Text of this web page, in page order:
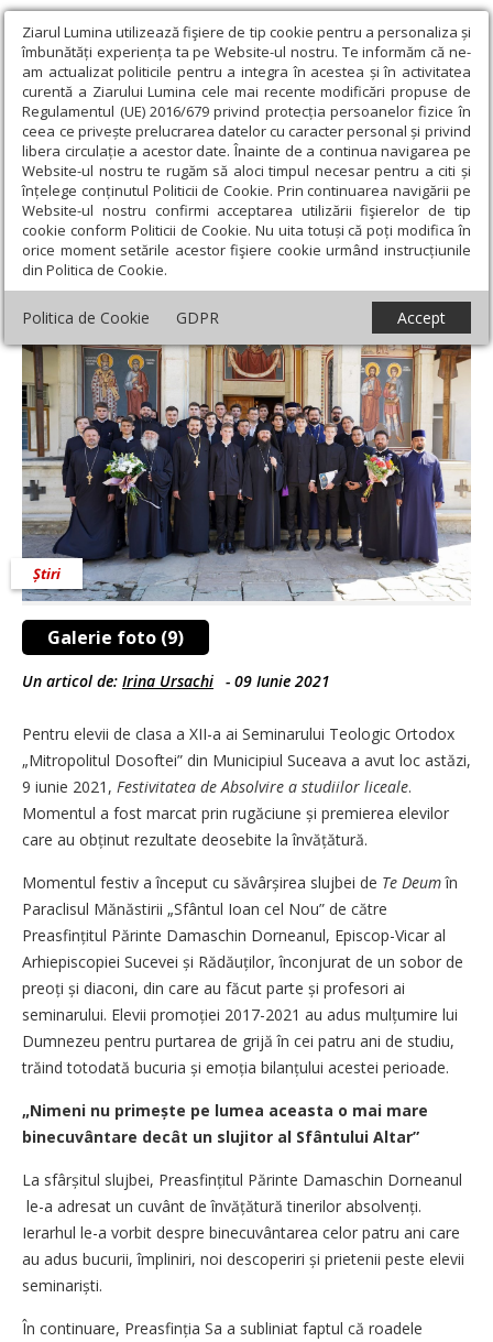
Ziarul Lumina utilizează fişiere de tip cookie pentru a personaliza și
îmbunătăți experiența ta pe Website-ul nostru. Te informăm că ne-
am actualizat politicile pentru a integra în acestea și în activitatea
curentă a Ziarului Lumina cele mai recente modificări propuse de
Regulamentul (UE) 2016/679 privind protecția persoanelor fizice în
ceea ce privește prelucrarea datelor cu caracter personal și privind
libera circulație a acestor date. Înainte de a continua navigarea pe
Website-ul nostru te rugăm să aloci timpul necesar pentru a citi și
înțelege conținutul Politicii de Cookie. Prin continuarea navigării pe
Website-ul nostru confirmi acceptarea utilizării fişierelor de tip
cookie conform Politicii de Cookie. Nu uita totuși că poți modifica în
orice moment setările acestor fişiere cookie urmând instrucțiunile
din Politica de Cookie.
Politica de Cookie GDPR Accept
Ziarul Lumina › Actualitate religioasă › Știri › Festivitatea de
absolvire a elevilor Seminarului Teologic din Suceava
Festivitatea de absolvire a elevilor
Seminarului Teologic din Suceava
Galerie foto (9)
Știri
Un articol de: Irina Ursachi - 09 Iunie 2021
Pentru elevii de clasa a XII-a ai Seminarului Teologic Ortodox
„Mitropolitul Dosoftei” din Municipiul Suceava a avut loc astăzi,
9 iunie 2021, Festivitatea de Absolvire a studiilor liceale.
Momentul a fost marcat prin rugăciune și premierea elevilor
care au obținut rezultate deosebite la învățătură.
Momentul festiv a început cu săvârșirea slujbei de Te Deumîn
Paraclisul Mănăstirii „Sfântul Ioan cel Nou” de către
Preasfințitul Părinte Damaschin Dorneanul, Episcop-Vicar al
Arhiepiscopiei Sucevei și Rădăuților, înconjurat de un sobor de
preoți și diaconi, din care au făcut parte și profesori ai
seminarului. Elevii promoției 2017-2021 au adus mulțumire lui
Dumnezeu pentru purtarea de grijă în cei patru ani de studiu,
trăind totodată bucuria și emoția bilanțului acestei perioade.
„Nimeni nu primește pe lumea aceasta o mai mare
binecuvântare decât un slujitor al Sfântului Altar”
La sfârșitul slujbei, Preasfințitul Părinte Damaschin Dorneanul
le-a adresat un cuvânt de învățătură tinerilor absolvenți.
Ierarhul le-a vorbit despre binecuvântarea celor patru ani care
au adus bucurii, împliniri, noi descoperiri și prietenii peste elevii
seminariști.
În continuare, Preasfinția Sa a subliniat faptul că roadele